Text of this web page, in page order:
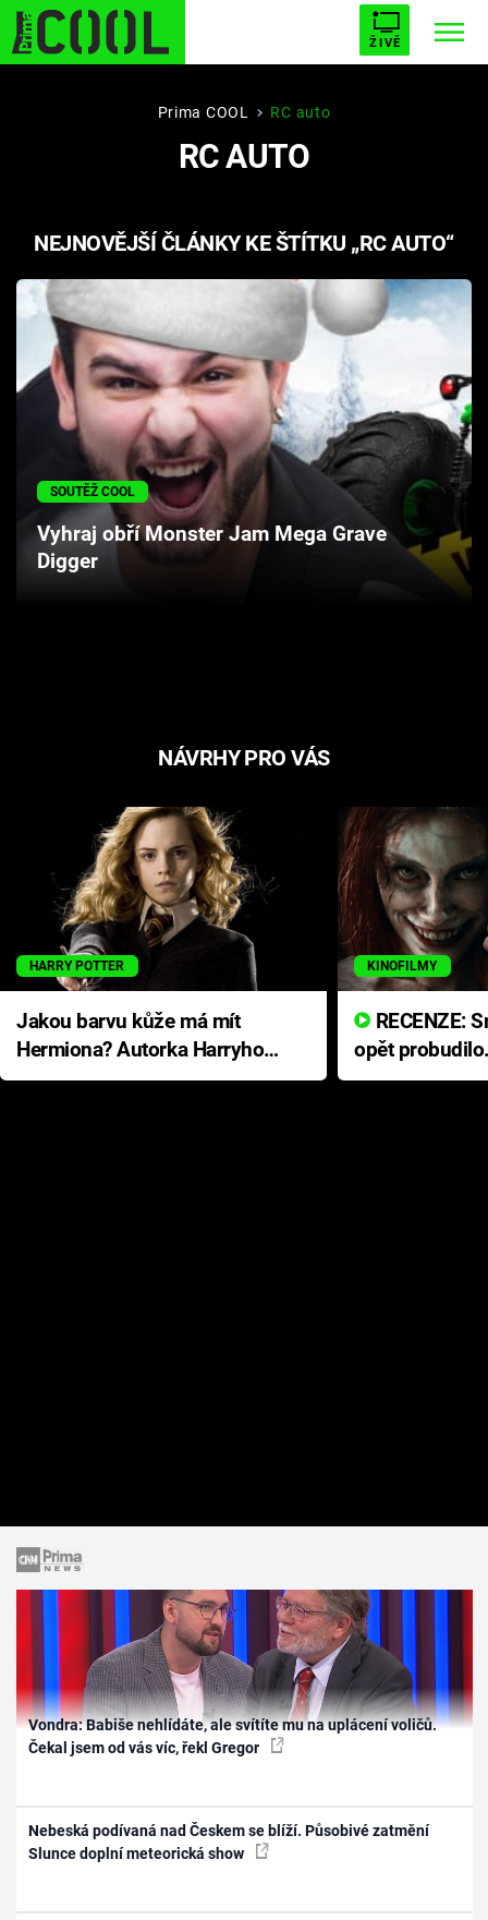
ŽIVĚ
STARHOUSE BUFFY, PŘEMOŽITELKA UPÍRŮ
PLNEJ KOTEL AVENGERS 5
Témata
Filmy
Seriály
Cool Esport
Pořady
Prima COOL RC auto
RC AUTO
NEJNOVĚJŠÍ ČLÁNKY KE ŠTÍTKU „RC AUTO“
SOUTĚŽ COOL
Vyhraj obří Monster Jam Mega Grave
Digger
NÁVRHY PRO VÁS
HARRY POTTER
Jakou barvu kůže má mít
Hermiona? Autorka Harryho
Pottera přišla s ráznou
KINOFILMY
opět
přichází s
Vondra: Babiše nehlídáte, ale svítíte mu na uplácení voličů.
Čekal jsem od vás víc, řekl Gregor
Nebeská podívaná nad Českem se blíží. Působivé zatmění
Slunce doplní meteorická show